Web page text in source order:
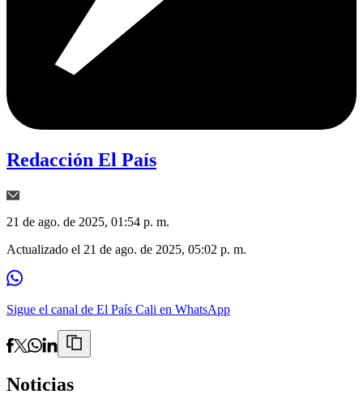
Redacción El País
21 de ago. de 2025, 01:54 p. m.
Actualizado el 21 de ago. de 2025, 05:02 p. m.
Sigue el canal de El País Cali en WhatsApp
Noticias